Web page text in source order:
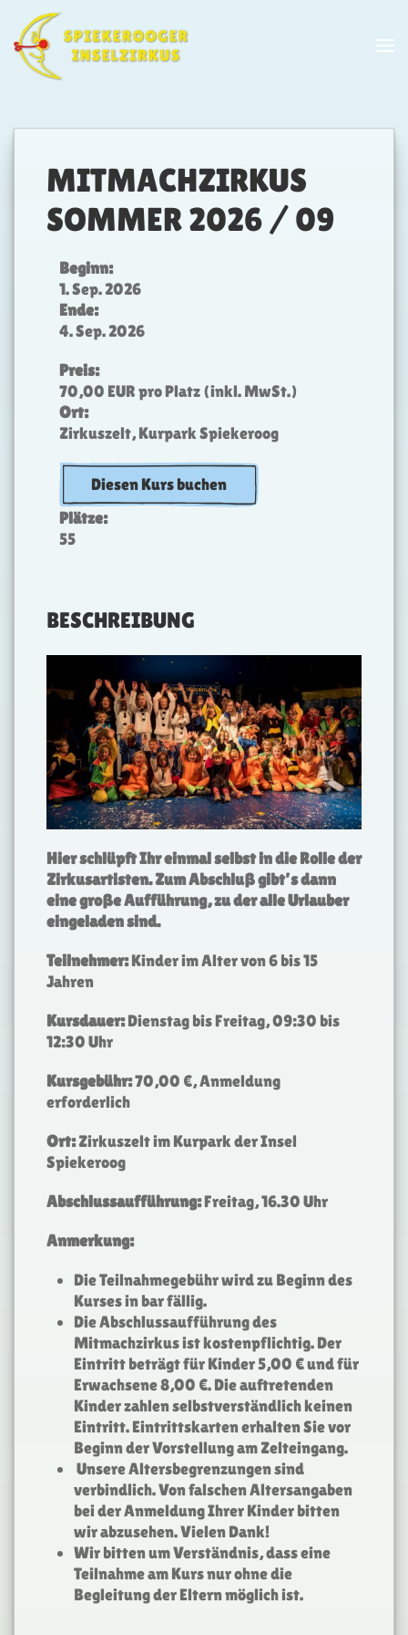
Skip to main content
MITMACHZIRKUS
SOMMER 2026 / 09
Beginn:
1. Sep. 2026
Ende:
4. Sep. 2026
Preis:
70,00 EUR pro Platz (inkl. MwSt.)
Ort:
Zirkuszelt, Kurpark Spiekeroog
Diesen Kurs buchen
Plätze:
55
BESCHREIBUNG
Hier schlüpft Ihr einmal selbst in die Rolle der
Zirkusartisten. Zum Abschluß gibt’s dann
eine große Aufführung, zu der alle Urlauber
eingeladen sind.
Teilnehmer:Kinder im Alter von 6 bis 15
Jahren
Kursdauer:Dienstag bis Freitag, 09:30 bis
12:30 Uhr
Kursgebühr:70,00 €, Anmeldung
erforderlich
Ort:Zirkuszelt im Kurpark der Insel
Spiekeroog
Abschlussaufführung:Freitag, 16.30 Uhr
Anmerkung:
Die Teilnahmegebühr wird zu Beginn des
Kurses in bar fällig.
Die Abschlussaufführung des
Mitmachzirkus ist kostenpflichtig. Der
Eintritt beträgt für Kinder 5,00 € und für
Erwachsene 8,00 €. Die auftretenden
Kinder zahlen selbstverständlich keinen
Eintritt. Eintrittskarten erhalten Sie vor
Beginn der Vorstellung am Zelteingang.
Unsere Altersbegrenzungen sind
verbindlich. Von falschen Altersangaben
bei der Anmeldung Ihrer Kinder bitten
wir abzusehen. Vielen Dank!
Wir bitten um Verständnis, dass eine
Teilnahme am Kurs nur ohne die
Begleitung der Eltern möglich ist.